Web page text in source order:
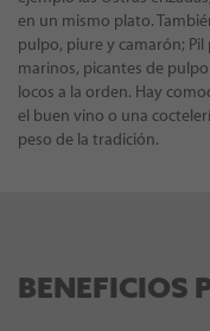
en un mismo plato.
pulpo, piure y camarón;
marinos, picantes de
locos a la orden. Hay
el buen vino o una
peso de la tradición.
BENEFICIOS